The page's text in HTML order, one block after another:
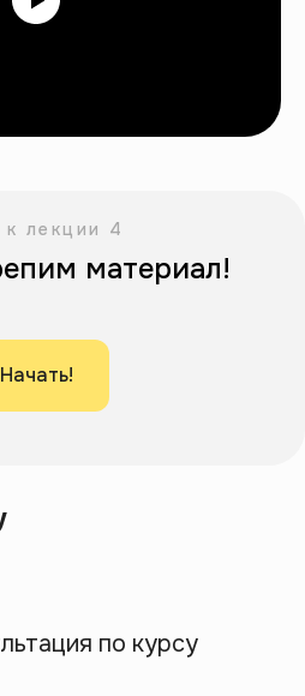
к лекции 4
материал!
Начать!
по курсу